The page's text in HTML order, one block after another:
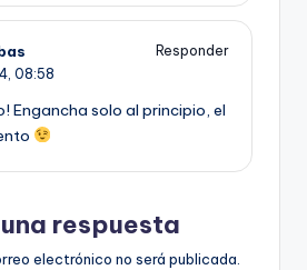
Responder
08:58
Engancha solo al principio, el
respuesta
electrónico no será publicada.